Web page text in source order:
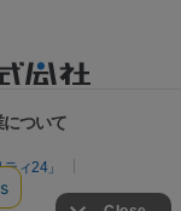
ついて
ィ24」